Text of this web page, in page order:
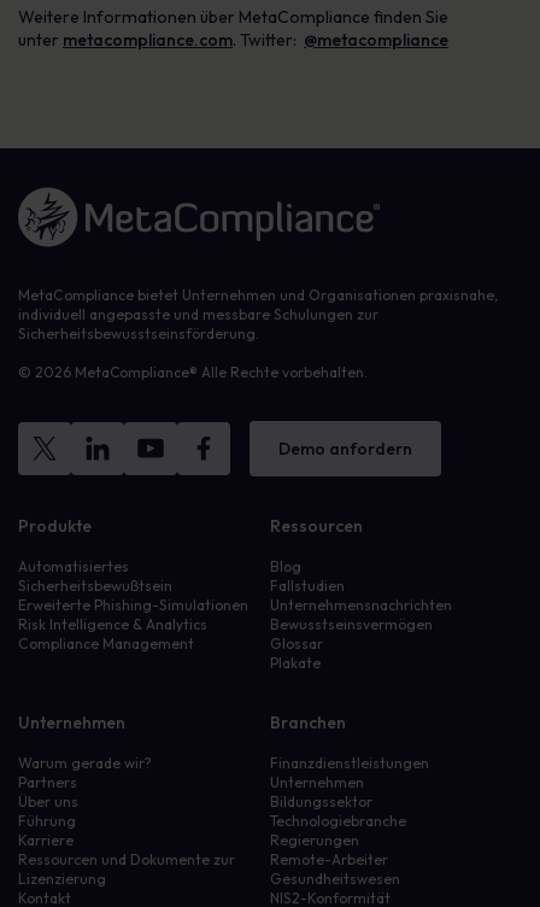
Weitere Informationen über MetaCompliance finden Sie
unter metacompliance.com. Twitter: @metacompliance
Link zur Homepage
MetaCompliance bietet Unternehmen und Organisationen praxisnahe,
individuell angepasste und messbare Schulungen zur
Sicherheitsbewusstseinsförderung.
© 2026 MetaCompliance® Alle Rechte vorbehalten.
Demo anfordern
Produkte
Automatisiertes
Sicherheitsbewußtsein
Erweiterte Phishing-Simulationen
Risk Intelligence & Analytics
Compliance Management
Ressourcen
Blog
Fallstudien
Unternehmensnachrichten
Bewusstseinsvermögen
Glossar
Plakate
Unternehmen
Warum gerade wir?
Partners
Über uns
Führung
Karriere
Ressourcen und Dokumente zur
Lizenzierung
Kontakt
Branchen
Finanzdienstleistungen
Unternehmen
Bildungssektor
Technologiebranche
Regierungen
Remote-Arbeiter
Gesundheitswesen
NIS2-Konformität